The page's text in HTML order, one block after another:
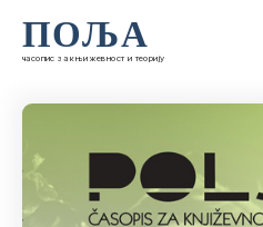
ПОЉА
часопис за књижевност и теорију